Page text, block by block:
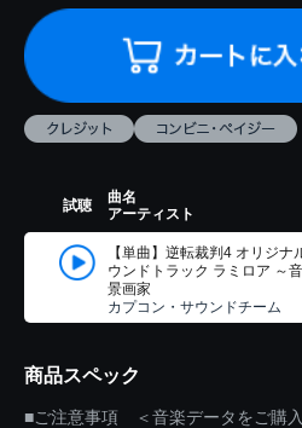
試聴
曲名
アーティスト
【単曲】逆転裁判4 オリジナ
ウンドトラック ラミロア ～
景画家
カプコン・サウンドチーム
商品スペック
■ご注意事項 ＜音楽データをご購